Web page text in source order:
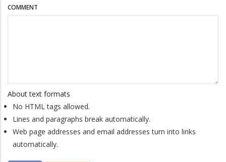
COMMENT
About text formats
No HTML tags allowed.
Lines and paragraphs break automatically.
Web page addresses and email addresses turn into links
automatically.